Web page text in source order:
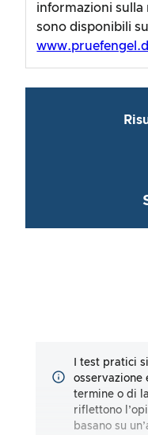
informazioni sulla
sono disponibili
I test pratici
osservazione
termine o di
riflettono
basano su